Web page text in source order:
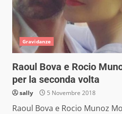
Gravidanze
Raoul Bova e Rocio
per la seconda volta
sally 5 Novembre 2018
Raoul Bova e Rocio Munoz